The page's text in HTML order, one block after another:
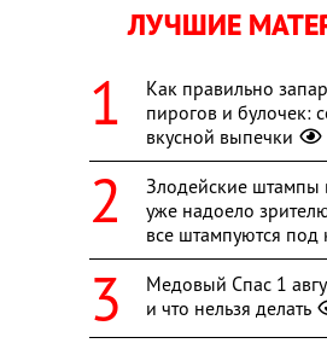
ЛУЧШИЕ
Как правильно
пирогов и булочек:
вкусной выпечки
Злодейские штампы
уже надоело
все штампуются под
Медовый Спас 1
и что нельзя делать